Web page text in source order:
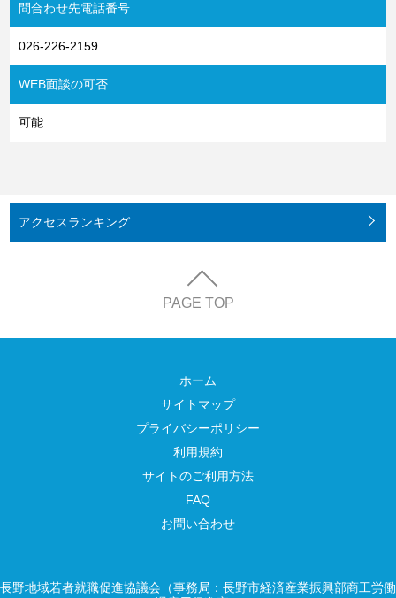
問合わせ先電話番号
026-226-2159
WEB面談の可否
可能
アクセスランキング
PAGE TOP
ホーム
サイトマップ
プライバシーポリシー
利用規約
サイトのご利用方法
FAQ
お問い合わせ
長野地域若者就職促進協議会（事務局：長野市経済産業振興部商工労働